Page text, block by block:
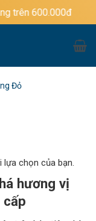
Đỏ
lựa chọn của bạn.
hương vị
cấp